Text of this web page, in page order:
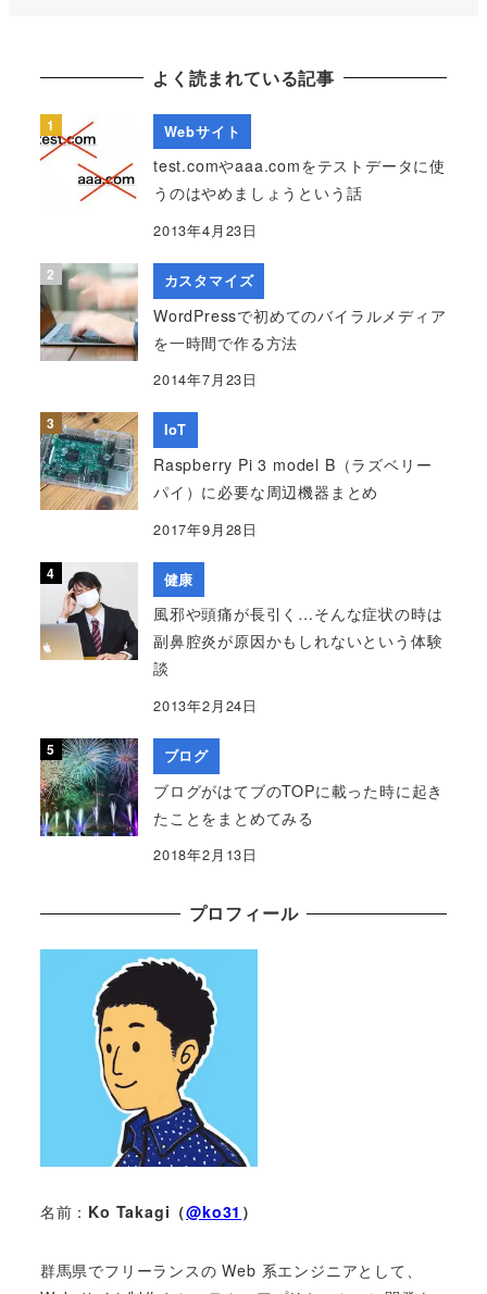
よく読まれている記事
Webサイト
test.comやaaa.comをテストデータに使
うのはやめましょうという話
2013年4月23日
カスタマイズ
WordPressで初めてのバイラルメディア
を一時間で作る方法
2014年7月23日
IoT
Raspberry Pi 3 model B（ラズベリー
パイ）に必要な周辺機器まとめ
2017年9月28日
健康
風邪や頭痛が長引く…そんな症状の時は
副鼻腔炎が原因かもしれないという体験
談
2013年2月24日
ブログ
ブログがはてブのTOPに載った時に起き
たことをまとめてみる
2018年2月13日
プロフィール
名前： Ko Takagi（@ko31 ）
群馬県でフリーランスの Web 系エンジニアとして、